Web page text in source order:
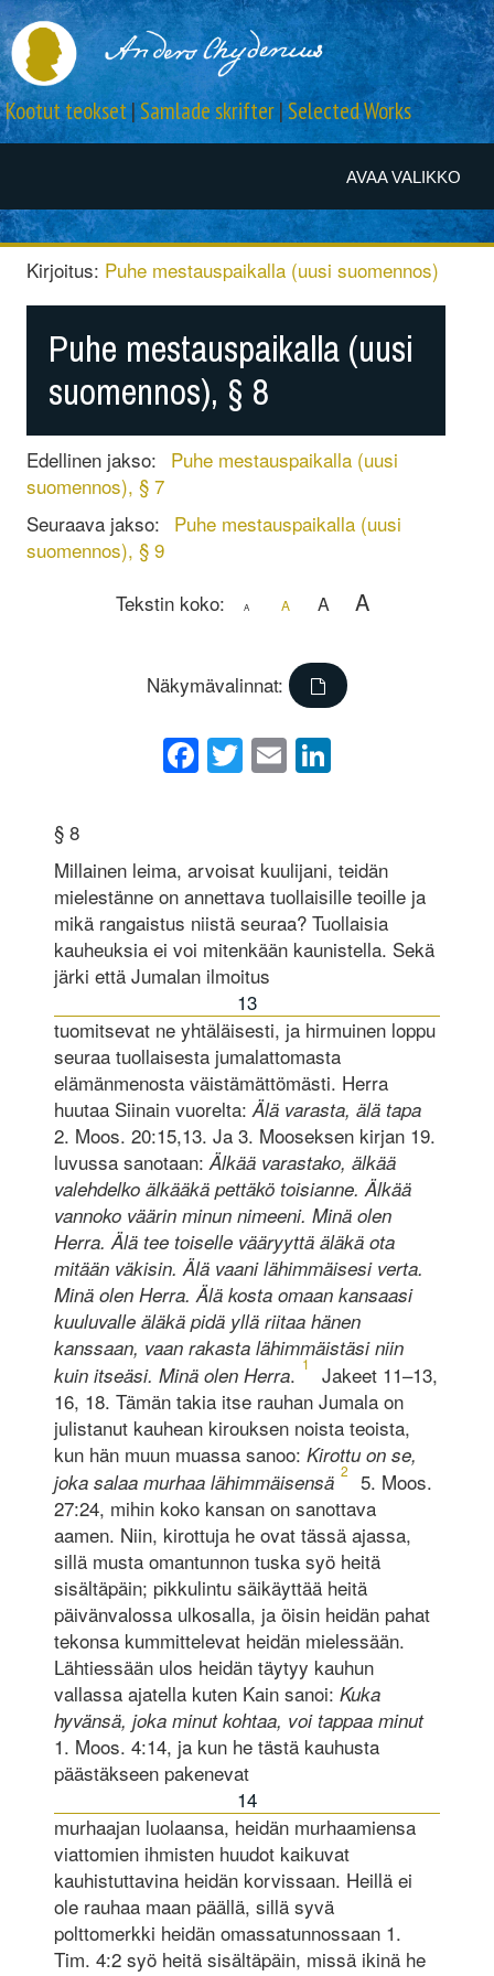
AVAA VALIKKO
Kootut teokset|Samlade skrifter|Selected Works
Kirjoitus: Puhe mestauspaikalla (uusi suomennos)
Puhe mestauspaikalla (uusi
suomennos), § 8
Edellinen jakso: Puhe mestauspaikalla (uusi
suomennos), § 7
Seuraava jakso: Puhe mestauspaikalla (uusi
suomennos), § 9
Tekstin koko:
A A A A
Näkymävalinnat:
Facebook
Twitter
Email
§ 8
Millainen leima, arvoisat kuulijani, teidän
mielestänne on annettava tuollaisille teoille ja
mikä rangaistus niistä seuraa? Tuollaisia
kauheuksia ei voi mitenkään kaunistella. Sekä
järki että Jumalan ilmoitus
13
tuomitsevat ne yhtäläisesti, ja hirmuinen loppu
seuraa tuollaisesta jumalattomasta
elämänmenosta väistämättömästi. Herra
huutaa Siinain vuorelta: Älä varasta, älä tapa
2. Moos. 20:15,13. Ja 3. Mooseksen kirjan 19.
luvussa sanotaan: Älkää varastako, älkää
valehdelko älkääkä pettäkö toisianne. Älkää
vannoko väärin minun nimeeni. Minä olen
Herra. Älä tee toiselle vääryyttä äläkä ota
mitään väkisin. Älä vaani lähimmäisesi verta.
Minä olen Herra. Älä kosta omaan kansaasi
kuuluvalle äläkä pidä yllä riitaa hänen
kanssaan, vaan rakasta lähimmäistäsi niin
kuin itseäsi. Minä olen Herra. 1
Jakeet 11–13,
16, 18. Tämän takia itse rauhan Jumala on
julistanut kauhean kirouksen noista teoista,
kun hän muun muassa sanoo: Kirottu on se,
joka salaa murhaa lähimmäisensä 2
5. Moos.
27:24, mihin koko kansan on sanottava
aamen. Niin, kirottuja he ovat tässä ajassa,
sillä musta omantunnon tuska syö heitä
sisältäpäin; pikkulintu säikäyttää heitä
päivänvalossa ulkosalla, ja öisin heidän pahat
tekonsa kummittelevat heidän mielessään.
Lähtiessään ulos heidän täytyy kauhun
vallassa ajatella kuten Kain sanoi: Kuka
hyvänsä, joka minut kohtaa, voi tappaa minut
1. Moos. 4:14, ja kun he tästä kauhusta
päästäkseen pakenevat
14
murhaajan luolaansa, heidän murhaamiensa
viattomien ihmisten huudot kaikuvat
kauhistuttavina heidän korvissaan. Heillä ei
ole rauhaa maan päällä, sillä syvä
polttomerkki heidän omassatunnossaan 1.
Tim. 4:2 syö heitä sisältäpäin, missä ikinä he